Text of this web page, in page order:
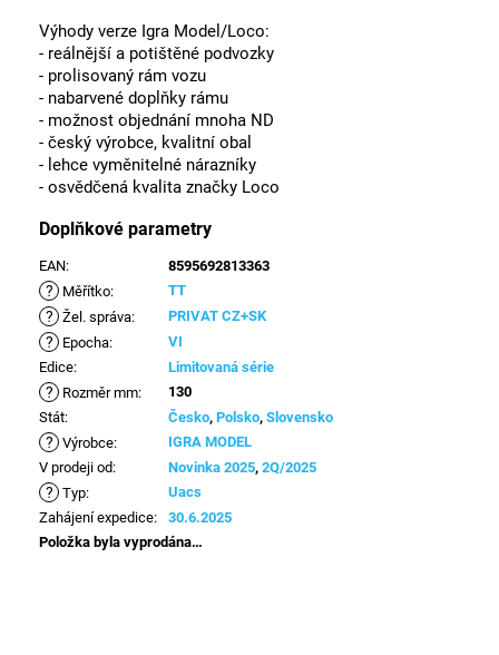
Výhody verze Igra Model/Loco:
- reálnější a potištěné podvozky
- prolisovaný rám vozu
- nabarvené doplňky rámu
- možnost objednání mnoha ND
- český výrobce, kvalitní obal
- lehce vyměnitelné nárazníky
- osvědčená kvalita značky Loco
Doplňkové parametry
EAN: 8595692813363
? Měřítko: TT
? Žel. správa: PRIVAT CZ+SK
? Epocha:
VI
Edice: Limitovaná série
? Rozměr mm:
130
Stát: Česko, Polsko, Slovensko
? Výrobce:
IGRA MODEL
V prodeji od: Novinka 2025, 2Q/2025
? Typ:
Uacs
Zahájení expedice:
30.6.2025
Položka byla vyprodána…